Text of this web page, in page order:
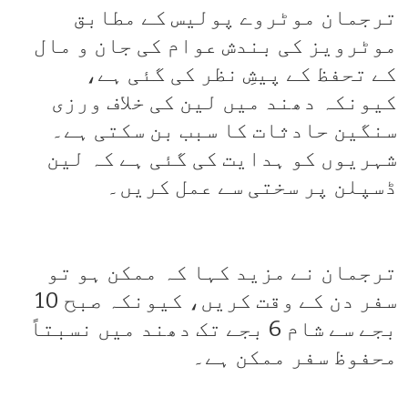
ترجمان موٹروے پولیس کے مطابق
موٹرویز کی بندش عوام کی جان و مال
کے تحفظ کے پیشِ نظر کی گئی ہے،
کیونکہ دھند میں لین کی خلاف ورزی
سنگین حادثات کا سبب بن سکتی ہے۔
شہریوں کو ہدایت کی گئی ہے کہ لین
ڈسپلن پر سختی سے عمل کریں۔
ترجمان نے مزید کہا کہ ممکن ہو تو
سفر دن کے وقت کریں، کیونکہ صبح 10
بجے سے شام 6 بجے تک دھند میں نسبتاً
محفوظ سفر ممکن ہے۔